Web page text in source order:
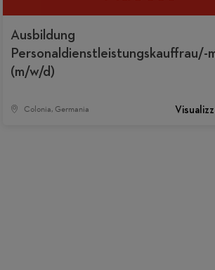
Ausbildung
Personaldienstleistungskauffrau/-
(m/w/d)
Colonia, Germania